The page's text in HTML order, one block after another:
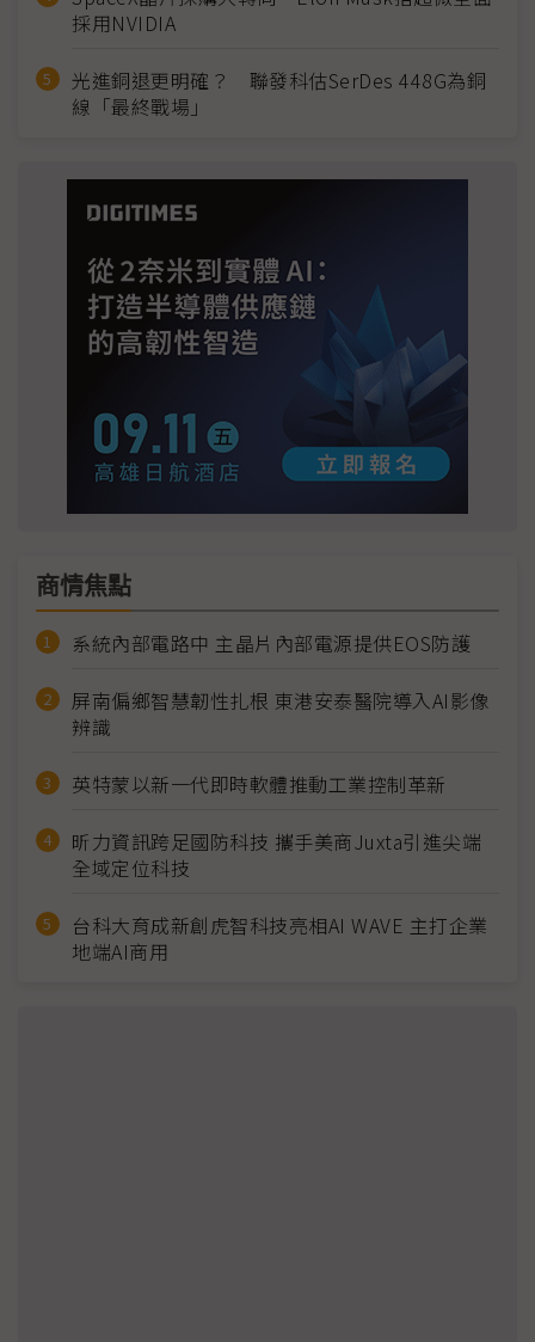
採用NVIDIA
光進銅退更明確？ 聯發科估SerDes 448G為銅
線「最終戰場」
商情焦點
系統內部電路中 主晶片內部電源提供EOS防護
屏南偏鄉智慧韌性扎根 東港安泰醫院導入AI影像
辨識
英特蒙以新一代即時軟體推動工業控制革新
昕力資訊跨足國防科技 攜手美商Juxta引進尖端
全域定位科技
台科大育成新創虎智科技亮相AI WAVE 主打企業
地端AI商用